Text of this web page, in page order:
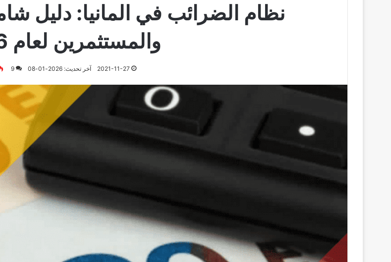
نظام الضرائب في المانيا: دليل
والمستثمرين لعام 2026
2021-11-27 آخر تحديث: 2026-01-08 9